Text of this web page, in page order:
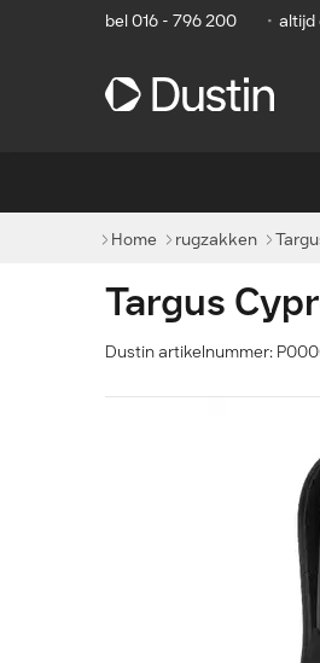
bel 016 - 796 200 • altijd
Home rugzakken
Targus
Dustin artikelnummer: